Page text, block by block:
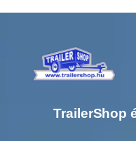
TrailerShop